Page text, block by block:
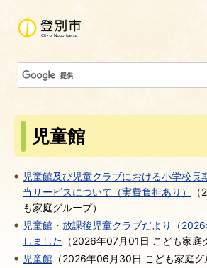
児童館
児童館及び児童クラブにおける小学校長
当サービスについて（実費負担あり）
（
も家庭グループ）
児童館・放課後児童クラブだより（
しました （2026年07月01日 こども家庭
児童館 （2026年06月30日 こども家庭